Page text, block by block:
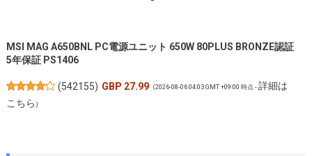
MSI MAG A650BNL PC電源ユニット 650W 80PLUS BRONZE認証
5年保証 PS1406
(542155) GBP 27.99 (2026-08-06 04:03 GMT +09:00 時点 -詳細は
こちら)